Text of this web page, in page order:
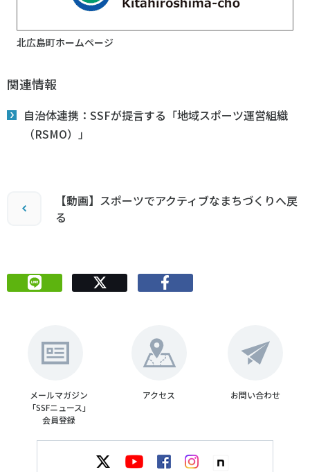
北広島町ホームページ
関連情報
自治体連携：SSFが提言する「地域スポーツ運営組織
（RSMO）」
【動画】スポーツでアクティブなまちづくりへ戻
る
メールマガジン
「SSFニュース」
会員登録
アクセス お問い合わせ